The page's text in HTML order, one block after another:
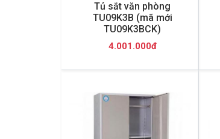
Tủ sắt văn phòng
TU09K3B (mã mới
TU09K3BCK)
4.001.000đ